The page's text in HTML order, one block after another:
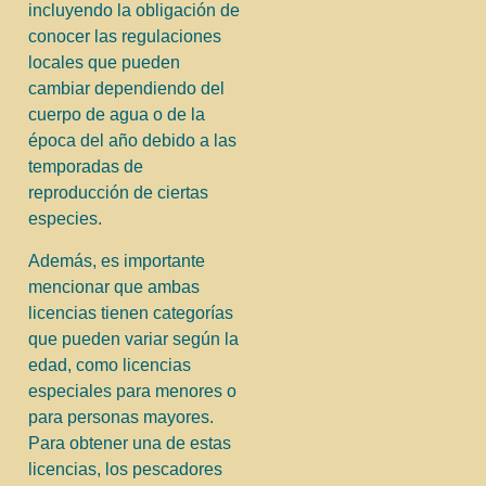
incluyendo la obligación de
conocer las regulaciones
locales que pueden
cambiar dependiendo del
cuerpo de agua o de la
época del año debido a las
temporadas de
reproducción de ciertas
especies.
Además, es importante
mencionar que ambas
licencias tienen categorías
que pueden variar según la
edad, como licencias
especiales para menores o
para personas mayores.
Para obtener una de estas
licencias, los pescadores